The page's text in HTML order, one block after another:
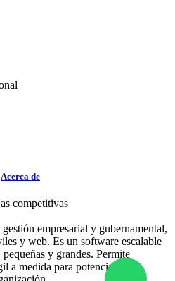
Acerca de
competitivas
empresarial y gubernamental,
y web. Es un software escalable
y grandes. Permite
a medida para potenciar las